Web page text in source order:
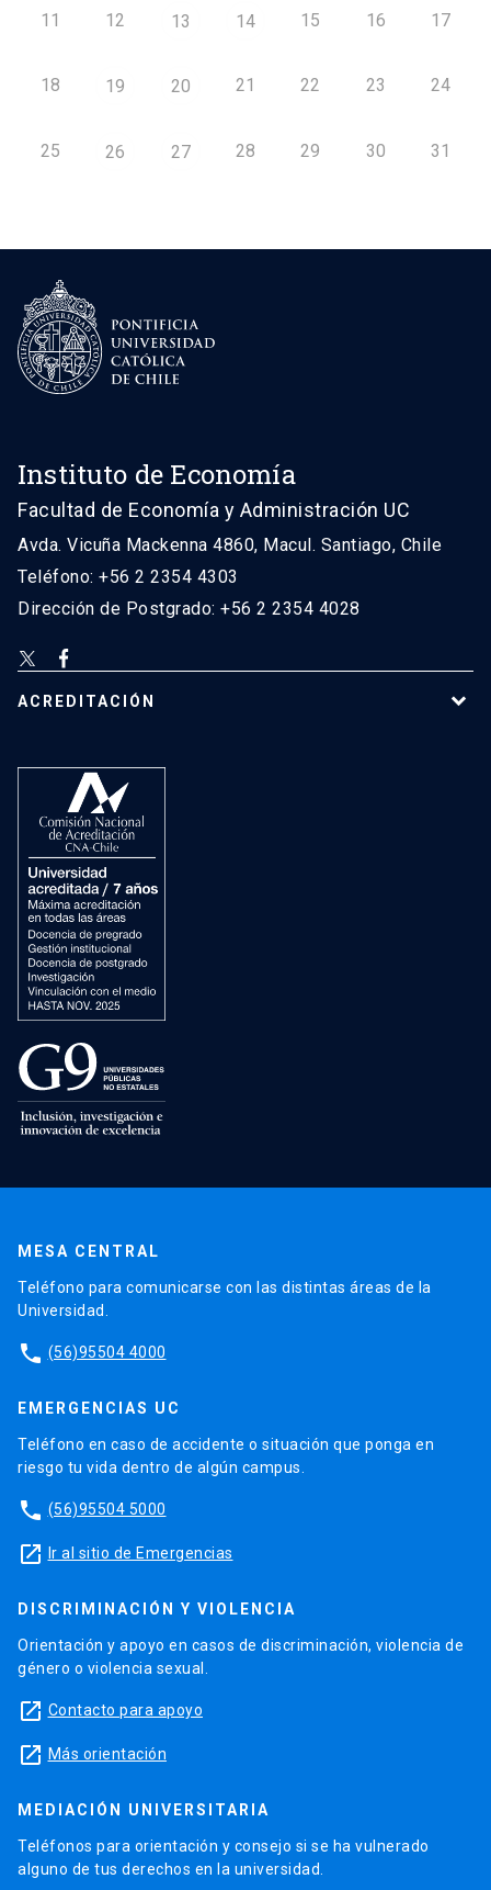
11 12 13 14 15 16 17
18 19 20 21 22 23 24
25 26 27 28 29 30 31
Instituto de Economía
Facultad de Economía y Administración UC
Avda. Vicuña Mackenna 4860, Macul. Santiago, Chile
Teléfono: +56 2 2354 4303
Dirección de Postgrado: +56 2 2354 4028
ACREDITACIÓN
MESA CENTRAL
Teléfono para comunicarse con las distintas áreas de la
Universidad.
phone (56)95504 4000
EMERGENCIAS UC
Teléfono en caso de accidente o situación que ponga en
riesgo tu vida dentro de algún campus.
phone (56)95504 5000
launch Ir al sitio de Emergencias
DISCRIMINACIÓN Y VIOLENCIA
Orientación y apoyo en casos de discriminación, violencia de
género o violencia sexual.
launch Contacto para apoyo
launch Más orientación
MEDIACIÓN UNIVERSITARIA
Teléfonos para orientación y consejo si se ha vulnerado
alguno de tus derechos en la universidad.